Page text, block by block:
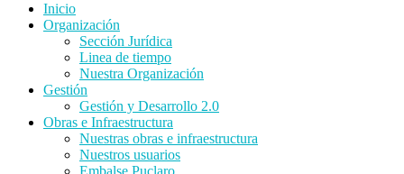
Inicio
Organización
Sección Jurídica
Linea de tiempo
Nuestra Organización
Gestión
Gestión y Desarrollo 2.0
Obras e Infraestructura
Nuestras obras e infraestructura
Nuestros usuarios
Embalse Puclaro